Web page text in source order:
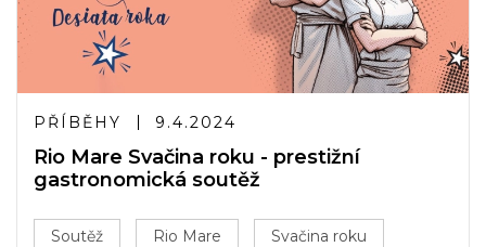
PŘÍBĚHY 9.4.2024
Rio Mare Svačina roku - prestižní
gastronomická soutěž
Soutěž Rio Mare Svačina roku